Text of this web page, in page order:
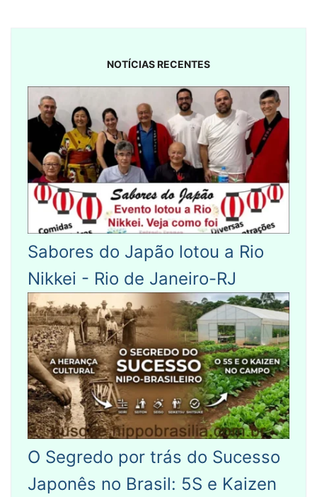
NOTÍCIAS RECENTES
Sabores do Japão lotou a Rio
Nikkei - Rio de Janeiro-RJ
O Segredo por trás do Sucesso
Japonês no Brasil: 5S e Kaizen